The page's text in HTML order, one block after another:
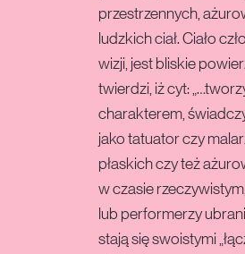
przestrzennych,
ludzkich ciał. Ciało
wizji, jest bliskie
twierdzi, iż cyt:
charakterem,
jako tatuator czy
płaskich czy też
w czasie
lub performerzy
stają się swoistymi